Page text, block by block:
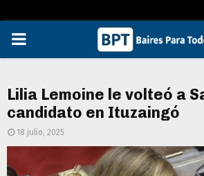
PRIMARY
Lilia Lemoine le volteó a
candidato en Ituzaingó
18 julio, 2025